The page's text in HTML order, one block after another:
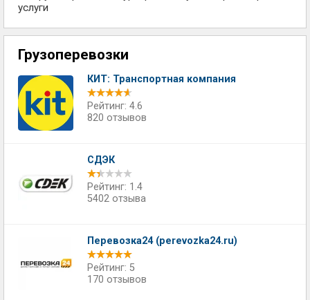
услуги
Грузоперевозки
КИТ: Транспортная компания
Рейтинг: 4.6
820 отзывов
СДЭК
Рейтинг: 1.4
5402 отзыва
Перевозка24 (perevozka24.ru)
Рейтинг: 5
170 отзывов